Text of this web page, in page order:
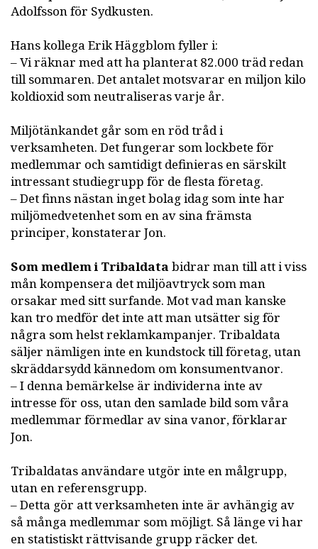
Adolfsson för Sydkusten.
Hans kollega Erik Häggblom fyller i:
– Vi räknar med att ha planterat 82.000 träd redan
till sommaren. Det antalet motsvarar en miljon kilo
koldioxid som neutraliseras varje år.
Miljötänkandet går som en röd tråd i
verksamheten. Det fungerar som lockbete för
medlemmar och samtidigt definieras en särskilt
intressant studiegrupp för de flesta företag.
– Det finns nästan inget bolag idag som inte har
miljömedvetenhet som en av sina främsta
principer, konstaterar Jon.
Som medlem i Tribaldata bidrar man till att i viss
mån kompensera det miljöavtryck som man
orsakar med sitt surfande. Mot vad man kanske
kan tro medför det inte att man utsätter sig för
några som helst reklamkampanjer. Tribaldata
säljer nämligen inte en kundstock till företag, utan
skräddarsydd kännedom om konsumentvanor.
– I denna bemärkelse är individerna inte av
intresse för oss, utan den samlade bild som våra
medlemmar förmedlar av sina vanor, förklarar
Jon.
Tribaldatas användare utgör inte en målgrupp,
utan en referensgrupp.
– Detta gör att verksamheten inte är avhängig av
så många medlemmar som möjligt. Så länge vi har
en statistiskt rättvisande grupp räcker det.